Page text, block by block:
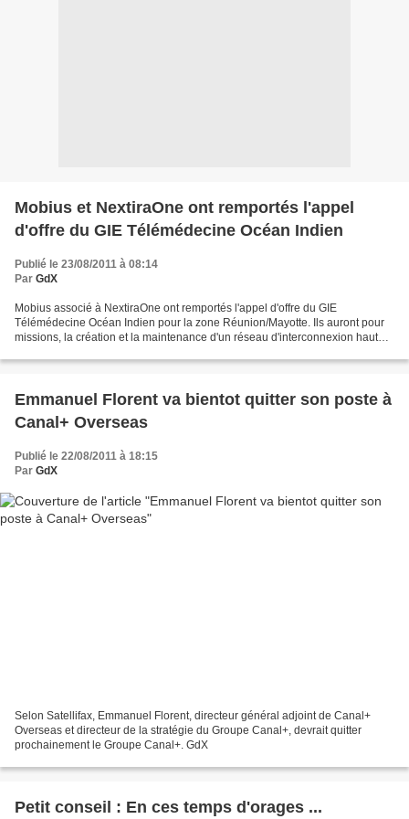
Mobius et NextiraOne ont remportés l'appel
d'offre du GIE Télémédecine Océan Indien
Publié le 23/08/2011 à 08:14
Par GdX
Mobius associé à NextiraOne ont remportés l'appel d'offre du GIE
Télémédecine Océan Indien pour la zone Réunion/Mayotte. Ils auront pour
missions, la création et la maintenance d'un réseau d'interconnexion haut
Emmanuel Florent va bientot quitter son poste à
Canal+ Overseas
Publié le 22/08/2011 à 18:15
Par GdX
Selon Satellifax, Emmanuel Florent, directeur général adjoint de Canal+
Overseas et directeur de la stratégie du Groupe Canal+, devrait quitter
prochainement le Groupe Canal+. GdX
Petit conseil : En ces temps d'orages ...